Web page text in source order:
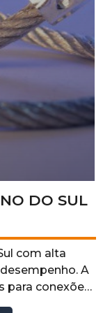
DO SUL
com alta
A
para conexões